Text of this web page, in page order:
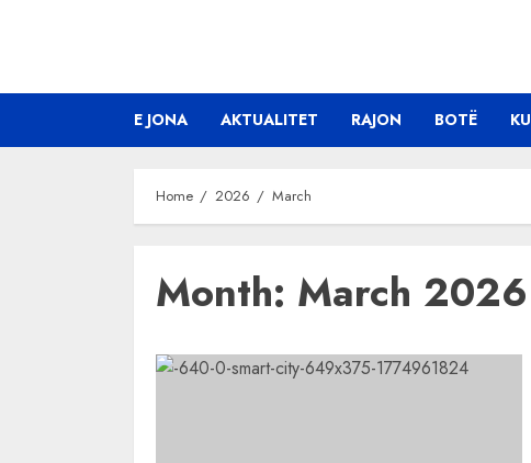
E JONA AKTUALITET RAJON BOTË
Home 2026 March
Month: March 2026